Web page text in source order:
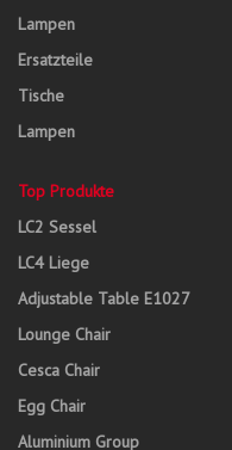
Lampen
Ersatzteile
Tische
Lampen
Top Produkte
LC2 Sessel
LC4 Liege
Adjustable Table E1027
Lounge Chair
Cesca Chair
Egg Chair
Aluminium Group